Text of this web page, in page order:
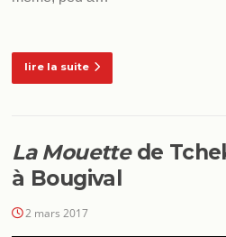
lire la suite
La Mouettede
à Bougival
2 mars 2017